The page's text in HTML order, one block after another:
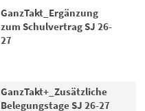
GanzTakt_Ergänzung
zum Schulvertrag SJ 26-
27
GanzTakt+_Zusätzliche
Belegungstage SJ 26-27